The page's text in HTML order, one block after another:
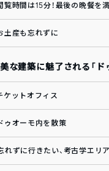
覧時間は15分！最後の晩餐を
土産も忘れずに
な建築に魅了される「ド
ケットオフィス
ゥオーモ内を散策
れずに行きたい、考古学エリア